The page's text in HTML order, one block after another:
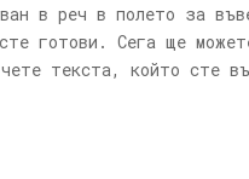
в реч в полето за
готови. Сега ще
текста, който сте